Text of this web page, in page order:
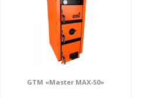
GTM «Master MAX-50»